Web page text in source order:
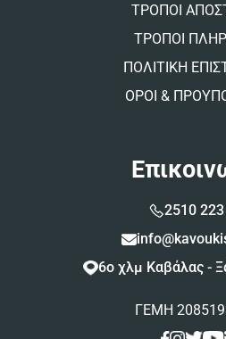
ΤΡΟΠΟΙ
ΤΡΟΠΟΙ
ΠΟΛΙΤΙΚΗ
ΟΡΟΙ &
2510
6ο χλμ Καβάλας -
ΓΕΜΗ